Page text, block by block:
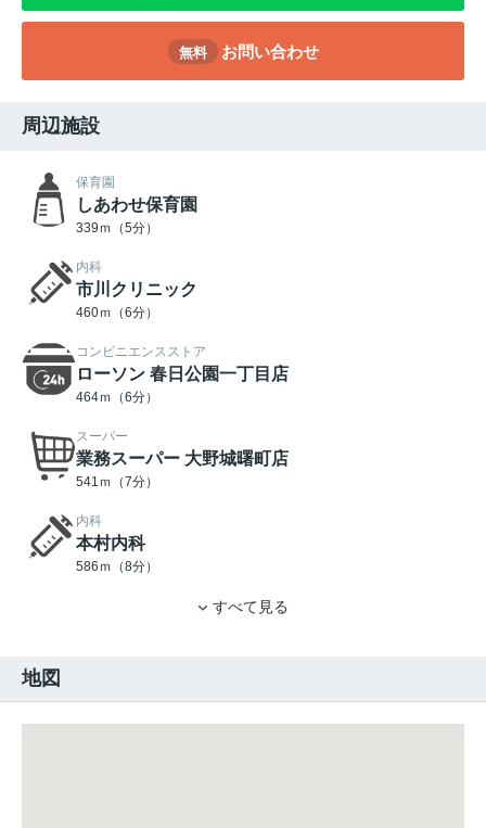
無料 お問い合わせ
周辺施設
保育園
しあわせ保育園
339ｍ（5分）
内科
市川クリニック
460ｍ（6分）
コンビニエンスストア
ローソン 春日公園一丁目店
464ｍ（6分）
スーパー
業務スーパー 大野城曙町店
541ｍ（7分）
内科
本村内科
586ｍ（8分）
すべて見る
地図